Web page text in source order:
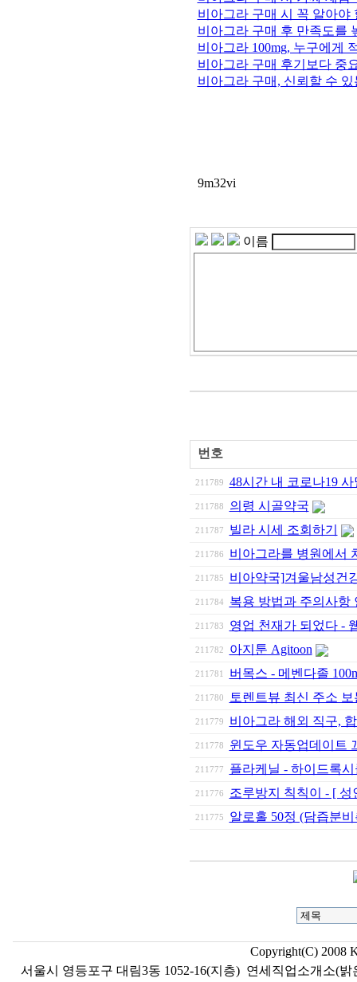
비아그라 구매 시 꼭 알아야
비아그라 구매 후 만족도를
비아그라 100mg, 누구에게
비아그라 구매 후기보다 중
비아그라 구매, 신뢰할 수
9m32vi
이름
번호
211789 48시간 내 코로나19
211788 의령 시골약국
211787 빌라 시세 조회하기
211786 비아그라를 병원에서
211785 비아약국]겨울남성건
211784 복용 방법과 주의사항
211783 영업 천재가 되었다 -
211782 아지툰 Agitoon
211781 버목스 - 메벤다졸
211780 토렌트뷰 최신 주소
211779 비아그라 해외 직구,
211778 윈도우 자동업데이트
211777 플라케닐 - 하이드록
211776 조루방지 칙칙이 - [ 성
211775 알로홀 50정 (담즙분
Copyright(C) 2008
서울시 영등포구 대림3동 1052-16(지층) 연세직업소개소(